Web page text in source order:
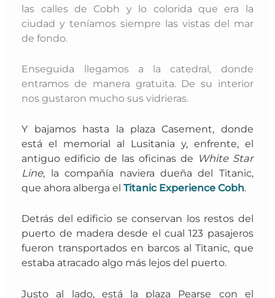
las calles de Cobh y lo colorida que era la
ciudad y teníamos siempre las vistas del mar
de fondo.
Enseguida llegamos a la catedral, donde
entramos de manera gratuita. De su interior
nos gustaron mucho sus vidrieras.
Y bajamoshasta la plaza Casement, donde
estáel memorial al Lusitania y, enfrente, el
antiguo edificio de las oficinas de White Star
Line, la compañía naviera dueña del Titanic,
que ahora alberga elTitanic Experience Cobh.
Detrás del edificio se conservan los restos del
puerto de madera desde el cual 123 pasajeros
fueron transportados en barcos al Titanic, que
estaba atracado algo más lejos del puerto.
Justo al lado, está la plaza Pearse con el